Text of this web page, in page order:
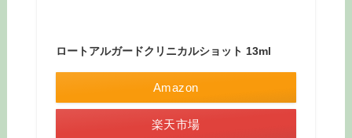
ロートアルガードクリニカルショット 13ml
Amazon
楽天市場